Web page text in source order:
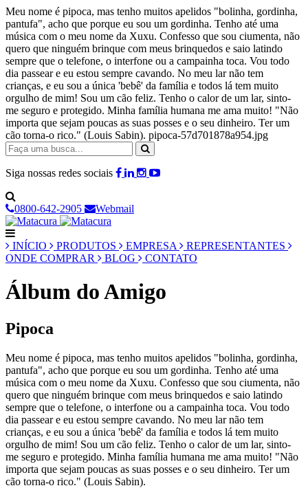
Meu nome é pipoca, mas tenho muitos apelidos "bolinha, gordinha,
pantufa", acho que porque eu sou um gordinha. Tenho até uma
música com o meu nome da Xuxu. Confesso que sou ciumenta, não
quero que ninguém brinque com meus brinquedos e saio latindo
sempre que o telefone, o interfone ou a campainha toca. Vou todo
dia passear e eu estou sempre cavando. No meu lar não tem
crianças, e eu sou a única 'bebê' da família e todos lá tem muito
orgulho de mim! Sou um cão feliz. Tenho o calor de um lar, sinto-
me seguro e protegido. Minha família humana me ama muito! "Não
importa que sejam poucas as suas posses e o seu dinheiro. Ter um
cão torna-o rico." (Louis Sabin). pipoca-57d701878a954.jpg
Siga nossas redes sociais
0800-642-2905 Webmail
INÍCIO PRODUTOS EMPRESA
REPRESENTANTES
ONDE COMPRAR
BLOG CONTATO
Álbum do Amigo
Pipoca
Meu nome é pipoca, mas tenho muitos apelidos "bolinha, gordinha,
pantufa", acho que porque eu sou um gordinha. Tenho até uma
música com o meu nome da Xuxu. Confesso que sou ciumenta, não
quero que ninguém brinque com meus brinquedos e saio latindo
sempre que o telefone, o interfone ou a campainha toca. Vou todo
dia passear e eu estou sempre cavando. No meu lar não tem
crianças, e eu sou a única 'bebê' da família e todos lá tem muito
orgulho de mim! Sou um cão feliz. Tenho o calor de um lar, sinto-
me seguro e protegido. Minha família humana me ama muito! "Não
importa que sejam poucas as suas posses e o seu dinheiro. Ter um
cão torna-o rico." (Louis Sabin).